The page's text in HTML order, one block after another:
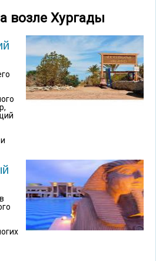
возле Хургады